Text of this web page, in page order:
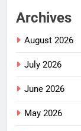
Archives
August 2026
July 2026
June 2026
May 2026